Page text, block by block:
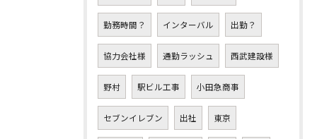
勤務時間？ インターバル 出勤？
協力会社様 通勤ラッシュ 西武建設様
野村 駅ビル工事 小田急商事
セブンイレブン 出社 東京